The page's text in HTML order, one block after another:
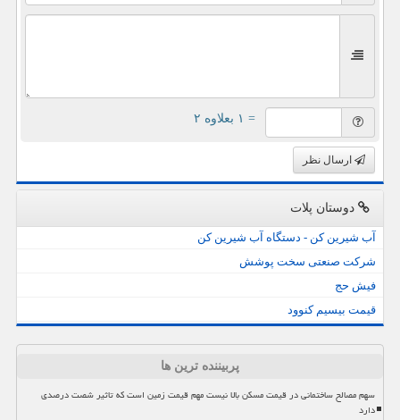
= ۱ بعلاوه ۲
ارسال نظر
دوستان پلات
آب شیرین کن - دستگاه آب شیرین کن
شرکت صنعتی سخت پوشش
فیش حج
قیمت بیسیم کنوود
پربیننده ترین ها
سهم مصالح ساختمانی در قیمت مسکن بالا نیست مهم قیمت زمین است که تاثیر شصت درصدی
دارد